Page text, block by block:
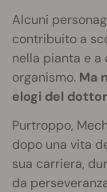
Alcuni
contribuito a
nella pianta e a
organismo. Ma
elogi del
Purtroppo,
dopo una vita
sua carriera,
da